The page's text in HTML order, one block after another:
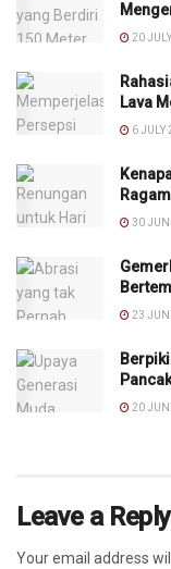
20
Lava
6 JULY
30
23
20
Leave a Reply
Your email address